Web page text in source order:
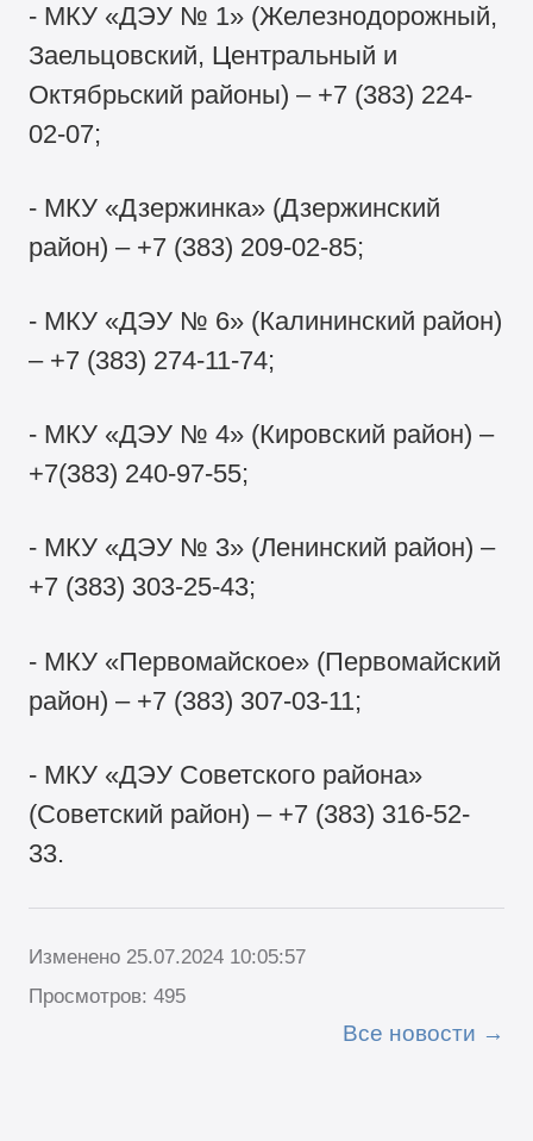
- МКУ «ДЭУ № 1» (Железнодорожный,
Заельцовский, Центральный и
Октябрьский районы) – +7 (383) 224-
02-07;
- МКУ «Дзержинка» (Дзержинский
район) – +7 (383) 209-02-85;
- МКУ «ДЭУ № 6» (Калининский район)
– +7 (383) 274-11-74;
- МКУ «ДЭУ № 4» (Кировский район) –
+7(383) 240-97-55;
- МКУ «ДЭУ № 3» (Ленинский район) –
+7 (383) 303-25-43;
- МКУ «Первомайское» (Первомайский
район) – +7 (383) 307-03-11;
- МКУ «ДЭУ Советского района»
(Советский район) – +7 (383) 316-52-
33.
Изменено 25.07.2024 10:05:57
Просмотров: 495
Все новости